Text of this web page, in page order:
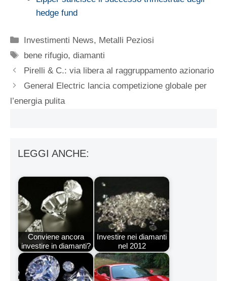
hedge fund
Categorie
Investimenti News, Metalli Peziosi
Tag
bene rifugio,diamanti
Pirelli & C.: via libera al raggruppamento azionario
General Electric lancia competizione globale per
l’energia pulita
LEGGI ANCHE:
Conviene ancora
investire in diamanti?
Investire nei diamanti
nel 2012